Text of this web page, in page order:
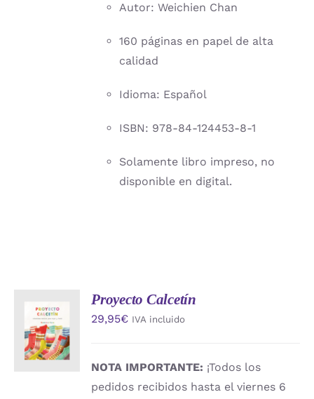
Autor: Weichien Chan
160 páginas en papel de alta
calidad
Idioma: Español
ISBN: 978-84-124453-8-1
Solamente libro impreso, no
disponible en digital.
AÑADIR
AL
CARRITO
/
DETALLES
Proyecto Calcetín
29,95€ IVA incluido
NOTA IMPORTANTE: ¡Todos los
pedidos recibidos hasta el viernes 6